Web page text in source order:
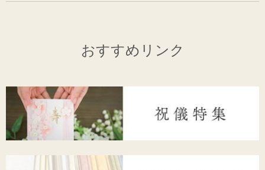
おすすめリンク